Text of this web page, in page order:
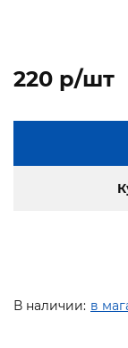
220 p/шт
В наличии: в